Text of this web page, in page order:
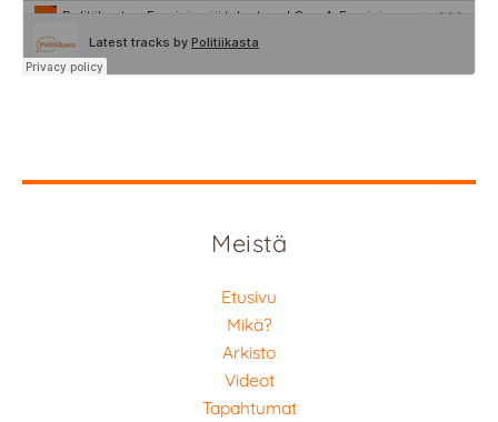
Meistä
Etusivu
Mikä?
Arkisto
Videot
Tapahtumat